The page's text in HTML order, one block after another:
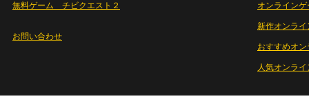
無料ゲーム チビクエスト２
お問い合わせ
オンライン
新作オンライ
おすすめオ
人気オンラ